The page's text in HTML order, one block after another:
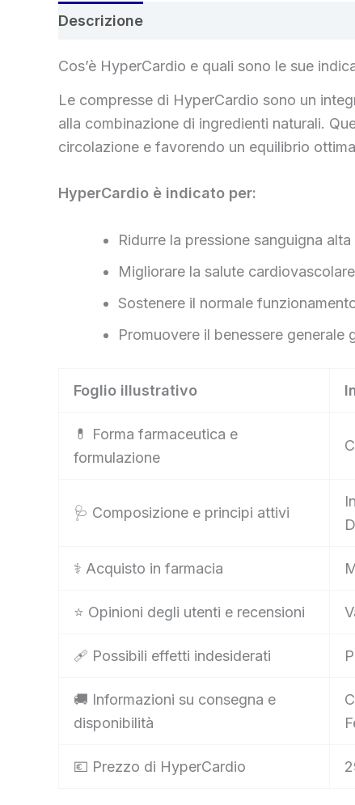
Descrizione
Cos’è HyperCardio e quali sono le sue
Le compresse di HyperCardio sono un
alla combinazione di ingredienti naturali.
circolazione e favorendo un equilibrio
HyperCardio è indicato per:
Ridurre la pressione sanguigna alta
Migliorare la salute cardiovascolare
Sostenere il normale
Promuovere il benessere generale
Foglio illustrativo
💊 Forma farmaceutica e
formulazione
🩺 Composizione e principi attivi
⚕️ Acquisto in farmacia
⭐ Opinioni degli utenti e recensioni
🩹 Possibili effetti indesiderati
🚚 Informazioni su consegna e
disponibilità
💶 Prezzo di HyperCardio